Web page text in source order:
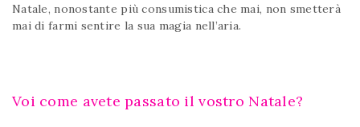
Natale, nonostante più consumistica che mai, non smetterà
mai di farmi sentire la sua magia nell’aria.
Voi come avete passato il vostro Natale?